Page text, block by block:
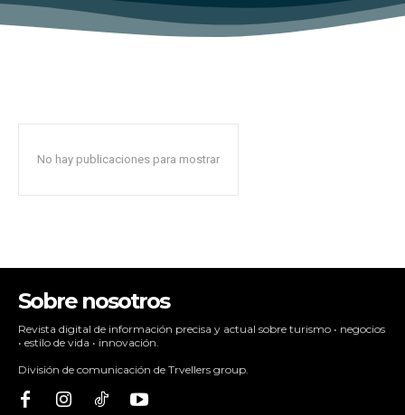
No hay publicaciones para mostrar
Sobre nosotros
Revista digital de información precisa y actual sobre turismo • negocios
• estilo de vida • innovación.
División de comunicación de Trvellers group.